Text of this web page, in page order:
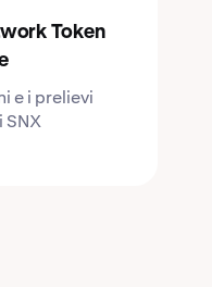
Token
e i prelievi
SNX